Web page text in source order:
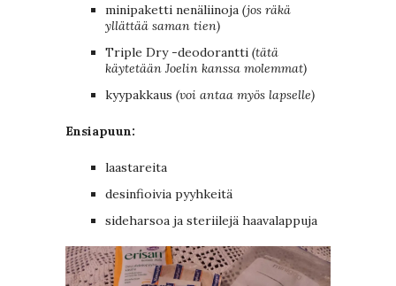
minipaketti nenäliinoja (jos räkä
yllättää saman tien)
Triple Dry -deodorantti (tätä
käytetään Joelin kanssa molemmat)
kyypakkaus (voi antaa myös lapselle)
Ensiapuun:
laastareita
desinfioivia pyyhkeitä
sideharsoa ja steriilejä haavalappuja